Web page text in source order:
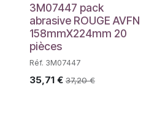
3M07447 pack
abrasive ROUGE AVFN
158mmX224mm 20
pièces
Réf. 3M07447
35,71€ 37,20€